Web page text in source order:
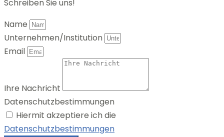
Schreiben Sie uns!
Name
Unternehmen/Institution
Email
Ihre Nachricht
Datenschutzbestimmungen
Hiermit akzeptiere ich die
Datenschutzbestimmungen